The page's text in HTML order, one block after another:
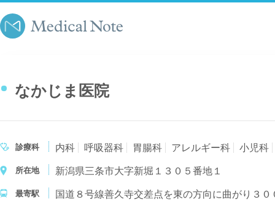
なかじま医院
診療科 内科 呼吸器科 胃腸科 アレルギー科 小児科
所在地 新潟県三条市大字新堀１３０５番地１
最寄駅 国道８号線善久寺交差点を東の方向に曲がり３